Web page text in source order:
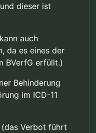
dieser ist
auch
da es eines der
BVerfG erfüllt.)
Behinderung
im ICD-11
Verbot führt